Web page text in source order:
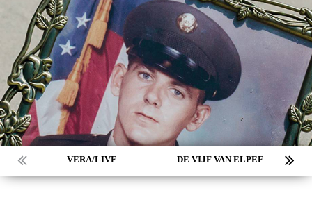
VERA/LIVE DE VIJF VAN ELPEE